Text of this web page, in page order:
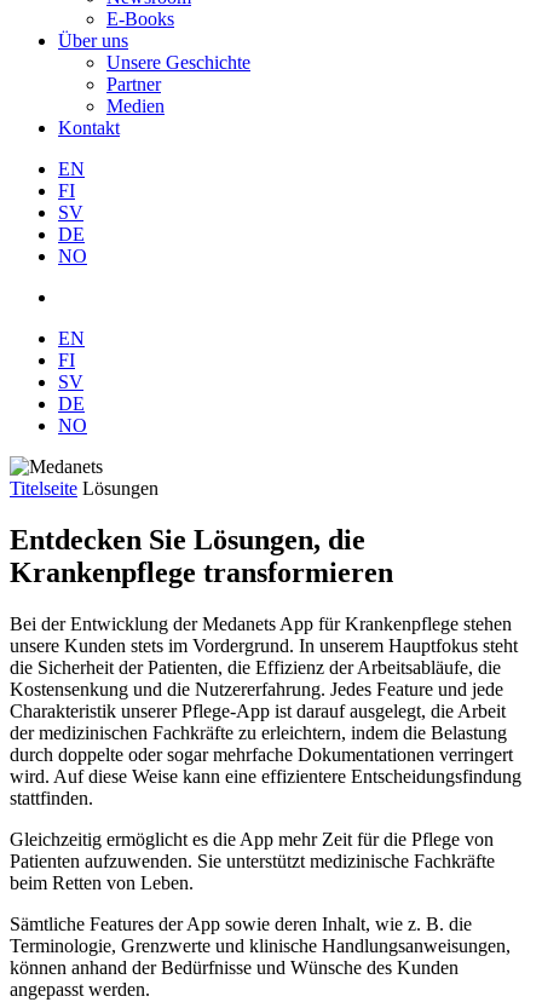
E-Books
Über uns
Unsere Geschichte
Partner
Medien
Kontakt
EN
FI
SV
DE
NO
EN
FI
SV
DE
NO
Titelseite Lösungen
Entdecken Sie Lösungen, die
Krankenpflege transformieren
Bei der Entwicklung der Medanets App für Krankenpflege stehen
unsere Kunden stets im Vordergrund. In unserem Hauptfokus steht
die Sicherheit der Patienten, die Effizienz der Arbeitsabläufe, die
Kostensenkung und die Nutzererfahrung. Jedes Feature und jede
Charakteristik unserer Pflege-App ist darauf ausgelegt, die Arbeit
der medizinischen Fachkräfte zu erleichtern, indem die Belastung
durch doppelte oder sogar mehrfache Dokumentationen verringert
wird. Auf diese Weise kann eine effizientere Entscheidungsfindung
stattfinden.
Gleichzeitig ermöglicht es die App mehr Zeit für die Pflege von
Patienten aufzuwenden. Sie unterstützt medizinische Fachkräfte
beim Retten von Leben.
Sämtliche Features der App sowie deren Inhalt, wie z. B. die
Terminologie, Grenzwerte und klinische Handlungsanweisungen,
können anhand der Bedürfnisse und Wünsche des Kunden
angepasst werden.